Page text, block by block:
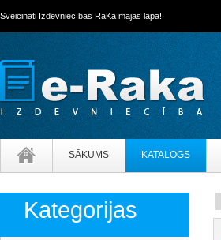
Sveicināti Izdevniecības RaKa mājas lapā!
SĀKUMS KATALOGS
Kategorijas